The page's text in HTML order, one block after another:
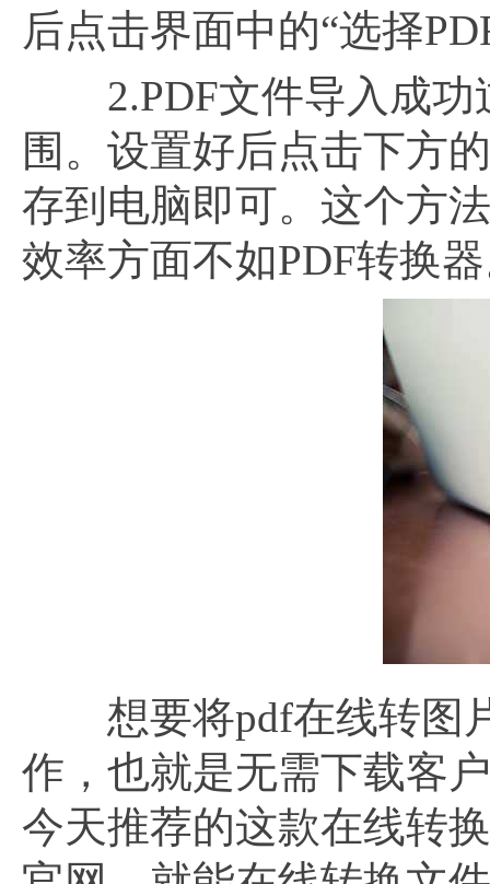
后点击界面中的“选择
2.PDF文件导入成功
围。设置好后点击下方
存到电脑即可。这个方
效率方面不如PDF转换
想要将pdf在线转图片
作，也就是无需下载客
今天推荐的这款在线转